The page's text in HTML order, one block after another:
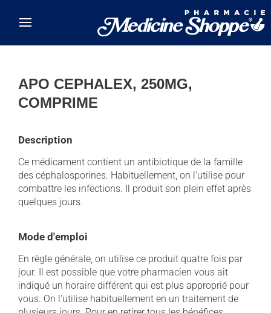
APO CEPHALEX, 250MG,
COMPRIME
Description
Ce médicament contient un antibiotique de la famille
des céphalosporines. Habituellement, on l'utilise pour
combattre les infections. Il produit son plein effet après
quelques jours.
Mode d'emploi
En règle générale, on utilise ce produit quatre fois par
jour. Il est possible que votre pharmacien vous ait
indiqué un horaire différent qui est plus approprié pour
vous. On l'utilise habituellement en un traitement de